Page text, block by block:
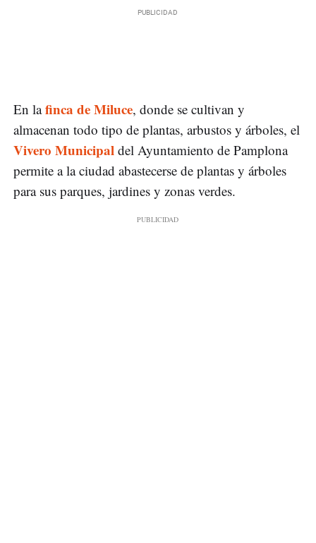
En lafinca de Miluce, donde se cultivan y
almacenan todo tipo de plantas, arbustos y árboles, el
Vivero Municipal del Ayuntamiento de Pamplona
permite a la ciudad abastecerse de plantas y árboles
para sus parques, jardines y zonas verdes.